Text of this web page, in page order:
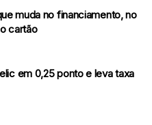
muda no financiamento, no
cartão
em 0,25 ponto e leva taxa